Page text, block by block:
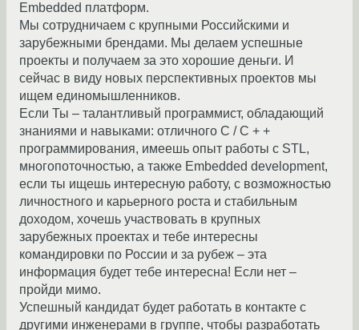
Embedded платформ.
Мы сотрудничаем с крупными Российскими и
зарубежными брендами. Мы делаем успешные
проекты и получаем за это хорошие деньги. И
сейчас в виду новых перспективных проектов мы
ищем единомышленников.
Если Ты – талантливый программист, обладающий
знаниями и навыками: отличного C / C + +
программирования, имеешь опыт работы с STL,
многопоточностью, а также Embedded development,
если ты ищешь интересную работу, с возможностью
личностного и карьерного роста и стабильным
доходом, хочешь участвовать в крупных
зарубежных проектах и тебе интересны
командировки по России и за рубеж – эта
информация будет тебе интересна! Если нет –
пройди мимо.
Успешный кандидат будет работать в контакте с
другими инженерами в группе, чтобы разработать